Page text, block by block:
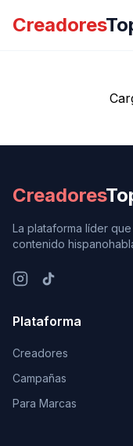
Creadores
Creadores
La plataforma líder
contenido
Plataforma
Creadores
Campañas
Para Marcas